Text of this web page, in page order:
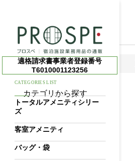
適格請求書事業者登録番号
T6010001123256
CATEGORIES LIST
カテゴリから探す
トータルアメニティシリー
ズ
客室アメニティ
バッグ・袋